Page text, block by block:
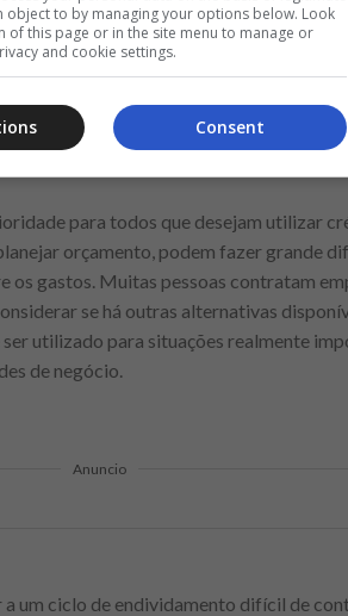
é uma estratégia inteligente para
consulte especialistas financeiros
fundamental para evitar problemas
pode ajudar na tomada de
prazo, evitando endividamento
para todos que desejam utilizar
orçamento, podem fazer grande
gastos. Muitas pessoas contratam
se há outras alternativas
utilizado para situações realmente
de negócio.
Anuncio
um ciclo de endividamento difícil de
object to by managing your options below. Look
of this page or in the site menu to manage or
and cookie settings.
Consent